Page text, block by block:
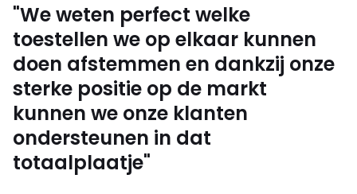
"We weten perfect welke
toestellen we op elkaar kunnen
doen afstemmen en dankzij onze
sterke positie op de markt
kunnen we onze klanten
ondersteunen in dat
totaalplaatje"